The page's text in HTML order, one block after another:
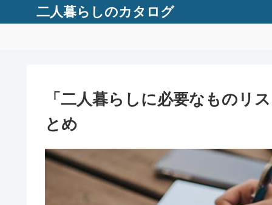
二人暮らしのカタログ
「二人暮らしに必要なものリ
とめ